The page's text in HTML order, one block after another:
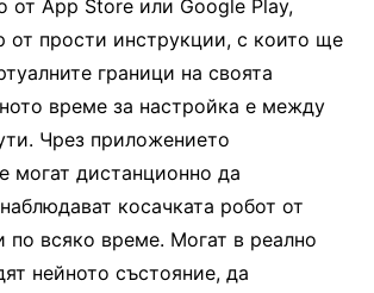
от App Store или Google Play,
от прости инструкции, с които ще
граници на своята
време за настройка е между
Чрез приложението
могат дистанционно да
косачката робот от
по всяко време. Могат в реално
нейното състояние, да